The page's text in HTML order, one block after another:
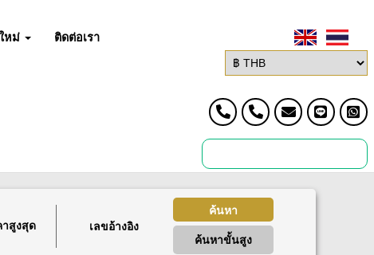
หม่ ติดต่อเรา
าสูงสุด
ค้นหา
ค้นหาขั้นสูง